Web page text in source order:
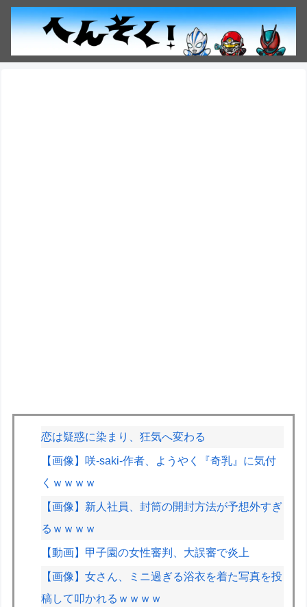
恋は疑惑に染まり、狂気へ変わる
【画像】咲-saki-作者、ようやく『奇乳』に気付
くｗｗｗｗ
【画像】新人社員、封筒の開封方法が予想外すぎ
るｗｗｗｗ
【動画】甲子園の女性審判、大誤審で炎上
【画像】女さん、ミニ過ぎる浴衣を着た写真を投
稿して叩かれるｗｗｗｗ